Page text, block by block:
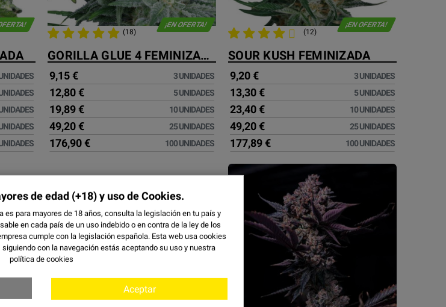
¡EN OFERTA!
(18)
GORILLA GLUE 4 FEMINIZADA
9,15 € 3 UNIDADES
12,80 € 5 UNIDADES
19,89 € 10 UNIDADES
49,20 € 25 UNIDADES
176,90 € 100 UNIDADES
¡EN OFERTA!
(12)
SOUR KUSH FEMINIZADA
9,20 € 3 UNIDADES
13,30 € 5 UNIDADES
23,40 € 10 UNIDADES
49,20 € 25 UNIDADES
177,89 € 100 UNIDADES
de edad (+18) y uso de Cookies.
es para mayores de 18 años, consulta la legislación en tu país y
en cada país de un uso indebido o en contra de la ley de los
cumple con la legislación española. Esta web usa cookies
con la navegación estás aceptando su uso ynuestra
política de cookies
Aceptar